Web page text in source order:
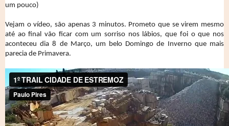
um pouco)
Vejam o vídeo, são apenas 3 minutos. Prometo que se virem mesmo
até ao final vão ficar com um sorriso nos lábios, que foi o que nos
aconteceu dia 8 de Março, um belo Domingo de Inverno que mais
parecia de Primavera.